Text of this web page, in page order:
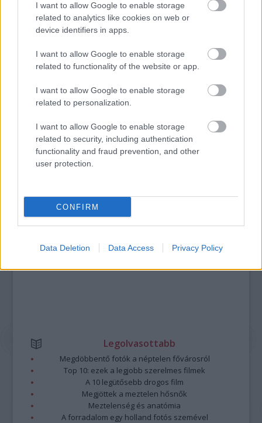
I want to allow Google to enable storage
related to analytics like cookies on web or
device identifiers in apps.
I want to allow Google to enable storage
related to functionality of the website or app.
I want to allow Google to enable storage
related to personalization.
I want to allow Google to enable storage
related to security, including authentication
functionality and fraud prevention, and other
user protection.
CONFIRM
Data Deletion Data Access Privacy Policy
ELSTARTOLT A MŰVÉSZETEK VÖLGYE
A bejegyzés trackback címe:
A hozzászólások avonatkozó jogszabályok
szolgáltatás technikai
nem vállal, azokat nem ellenőrzi. Kifogás esetén forduljon a blog szerkesztőjéhez.
Legolvasottabb
Megdöbbentő fotók a néptelen fővárosról
Top 10: ezek a legjobb szerelmes filmek
A 10 legütősebb drogos film
Megjöttek a meztelen hősnők
Meztelenség és anatómia
A forradalom egy holland fotós szemével